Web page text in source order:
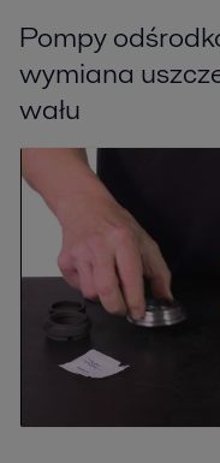
Pompy
wymiana
wału